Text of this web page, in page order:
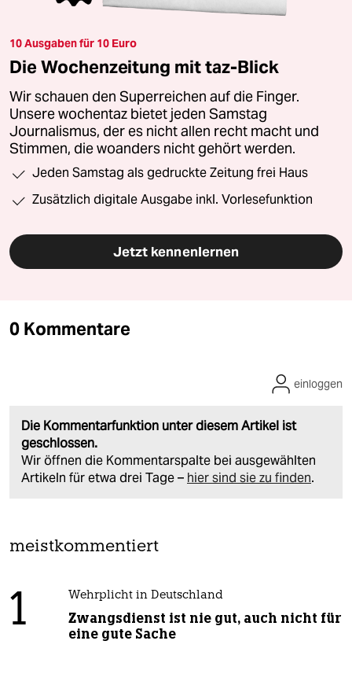
10 Ausgaben für 10 Euro
Die Wochenzeitung mit taz-Blick
Wir schauen den Superreichen auf die Finger.
Unsere wochentaz bietet jeden Samstag
Journalismus, der es nicht allen recht macht und
Stimmen, die woanders nicht gehört werden.
Jeden Samstag als gedruckte Zeitung frei Haus
Zusätzlich digitale Ausgabe inkl. Vorlesefunktion
Jetzt kennenlernen
0 Kommentare
Die Kommentarfunktion unter diesem Artikel ist
geschlossen.
Wir öffnen die Kommentarspalte bei ausgewählten
Artikeln für etwa drei Tage – hier sind sie zu finden.
einloggen
meistkommentiert
1 Wehrplicht in Deutschland
Zwangsdienst ist nie gut, auch nicht für
eine gute Sache